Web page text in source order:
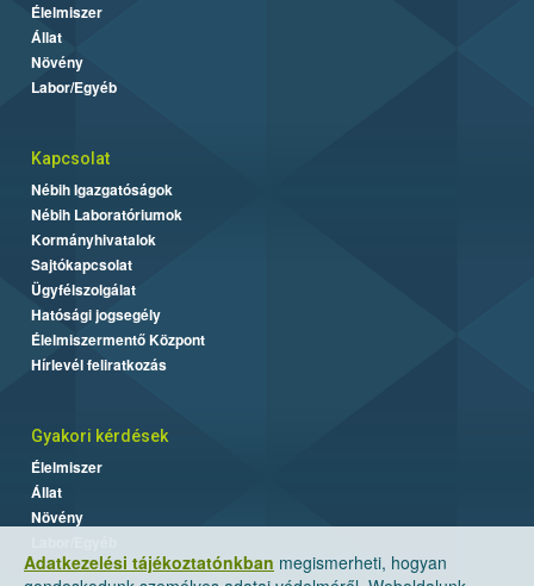
Adatkezelési tájékoztatónkban megismerheti, hogyan
Élelmiszer
Állat
Növény
Labor/Egyéb
Kapcsolat
Nébih Igazgatóságok
Nébih Laboratóriumok
Kormányhivatalok
Sajtókapcsolat
Ügyfélszolgálat
Hatósági jogsegély
Élelmiszermentő Központ
Hírlevél feliratkozás
Gyakori kérdések
Élelmiszer
Állat
Növény